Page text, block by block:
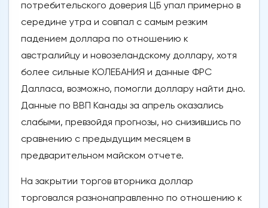
потребительского доверия ЦБ упал примерно в
середине утра и совпал с самым резким
падением доллара по отношению к
австралийцу и новозеландскому доллару, хотя
более сильные КОЛЕБАНИЯ и данные ФРС
Далласа, возможно, помогли доллару найти дно.
Данные по ВВП Канады за апрель оказались
слабыми, превзойдя прогнозы, но снизившись по
сравнению с предыдущим месяцем в
предварительном майском отчете.
На закрытии торгов вторника доллар
торговался разнонаправленно по отношению к